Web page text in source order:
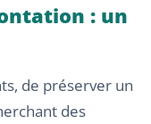
: un
de préserver un
des